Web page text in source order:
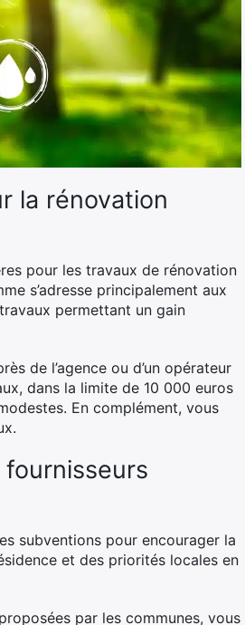
la rénovation
pour les travaux de rénovation
s’adresse principalement aux
permettant un gain
de l’agence ou d’un opérateur
dans la limite de 10 000 euros
En complément, vous
subventions pour encourager la
et des priorités locales en
par les communes, vous